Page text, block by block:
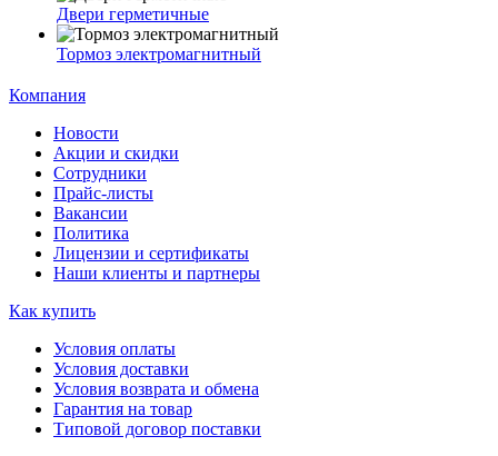
Двери герметичные
Тормоз электромагнитный
Компания
Новости
Акции и скидки
Сотрудники
Прайс-листы
Вакансии
Политика
Лицензии и сертификаты
Наши клиенты и партнеры
Как купить
Условия оплаты
Условия доставки
Условия возврата и обмена
Гарантия на товар
Типовой договор поставки